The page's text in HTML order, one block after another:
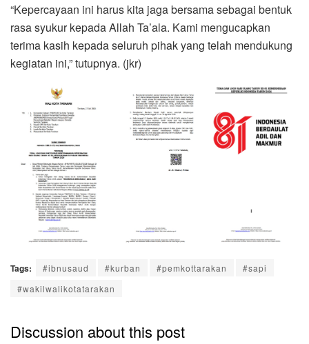
“Kepercayaan ini harus kita jaga bersama sebagai bentuk
rasa syukur kepada Allah Ta’ala. Kami mengucapkan
terima kasih kepada seluruh pihak yang telah mendukung
kegiatan ini,” tutupnya. (jkr)
Tags: #ibnusaud #kurban #pemkottarakan
#sapi
#wakilwalikotatarakan
Discussion about this post